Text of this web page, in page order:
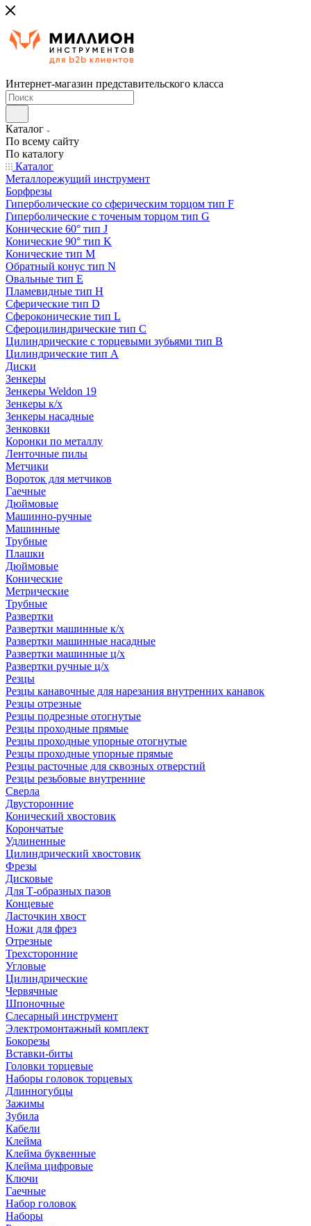
Интернет-магазин представительского класса
Каталог
По всему сайту
По каталогу
Каталог
Металлорежущий инструмент
Борфрезы
Гиперболические cо сферическим торцом тип F
Гиперболические с точеным торцом тип G
Конические 60° тип J
Конические 90° тип K
Конические тип M
Обратный конус тип N
Овальные тип E
Пламевидные тип H
Сферические тип D
Сфероконические тип L
Сфероцилиндрические тип C
Цилиндрические с торцевыми зубьями тип B
Цилиндрические тип А
Диски
Зенкеры
Зенкеры Weldon 19
Зенкеры к/х
Зенкеры насадные
Зенковки
Коронки по металлу
Ленточные пилы
Метчики
Вороток для метчиков
Гаечные
Дюймовые
Машинно-ручные
Машинные
Трубные
Плашки
Дюймовые
Конические
Метрические
Трубные
Развертки
Развертки машинные к/х
Развертки машинные насадные
Развертки машинные ц/х
Развертки ручные ц/х
Резцы
Резцы канавочные для нарезания внутренних канавок
Резцы отрезные
Резцы подрезные отогнутые
Резцы проходные прямые
Резцы проходные упорные отогнутые
Резцы проходные упорные прямые
Резцы расточные для сквозных отверстий
Резцы резьбовые внутренние
Сверла
Двусторонние
Конический хвостовик
Корончатые
Удлиненные
Цилиндрический хвостовик
Фрезы
Дисковые
Для Т-образных пазов
Концевые
Ласточкин хвост
Ножи для фрез
Отрезные
Трехсторонние
Угловые
Цилиндрические
Червячные
Шпоночные
Слесарный инструмент
Электромонтажный комплект
Бокорезы
Вставки-биты
Головки торцевые
Наборы головок торцевых
Длинногубцы
Зажимы
Зубила
Кабели
Клейма
Клейма буквенные
Клейма цифровые
Ключи
Гаечные
Набор головок
Наборы